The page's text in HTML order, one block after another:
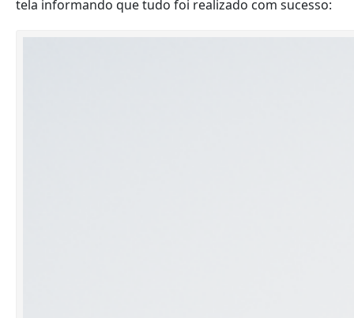
tela informando que tudo foi realizado com sucesso: